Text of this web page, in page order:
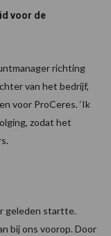
voor de
richting
van het bedrijf,
voor ProCeres. ‘Ik
zodat het
geleden startte.
bij ons voorop. Door